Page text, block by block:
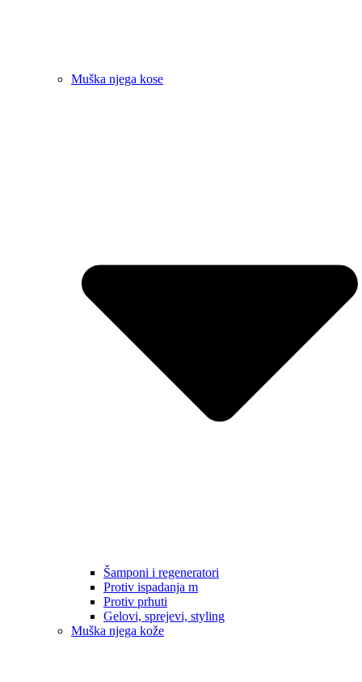
Muška njega kose
Šamponi i regeneratori
Protiv ispadanja m
Protiv prhuti
Gelovi, sprejevi, styling
Muška njega kože